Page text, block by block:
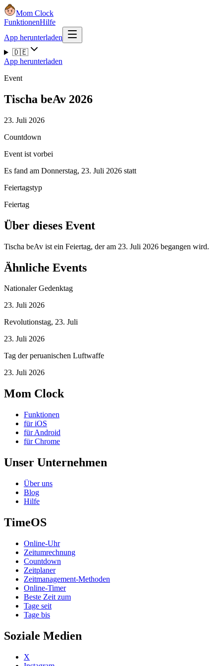
Mom Clock
FunktionenHilfe
App herunterladen
🇩🇪
App herunterladen
Event
Tischa beAv 2026
23. Juli 2026
Countdown
Event ist vorbei
Es fand am Donnerstag, 23. Juli 2026 statt
Feiertagstyp
Feiertag
Über dieses Event
Tischa beAv ist ein Feiertag, der am 23. Juli 2026 begangen wird.
Ähnliche Events
Nationaler Gedenktag
23. Juli 2026
Revolutionstag, 23. Juli
23. Juli 2026
Tag der peruanischen Luftwaffe
23. Juli 2026
Mom Clock
Funktionen
für iOS
für Android
für Chrome
Unser Unternehmen
Über uns
Blog
Hilfe
TimeOS
Online-Uhr
Zeitumrechnung
Countdown
Zeitplaner
Zeitmanagement-Methoden
Online-Timer
Beste Zeit zum
Tage seit
Tage bis
Soziale Medien
X